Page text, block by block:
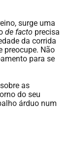
surge uma
de facto precisa
da corrida
preocupe. Não
para se
as
do seu
árduo num